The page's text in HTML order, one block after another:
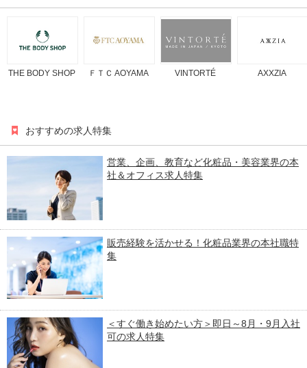
THE BODY SHOP ＦＴＣ AOYAMA VINTORTÉ AXXZIA
おすすめの求人特集
営業、企画、教育など化粧品・美容業界の本
社＆オフィス求人特集
販売経験を活かせる！化粧品業界の本社職特
集
＜すぐ働き始めたい方＞即日～8月・9月入社
可の求人特集